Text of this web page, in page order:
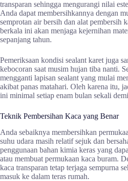
transparan sehingga mengurangi nilai
Anda dapat membersihkannya dengan
semprotan air bersih dan alat pembersih
berkala ini akan menjaga kejernihan
sepanjang tahun.
Pemeriksaan kondisi sealant karet juga
kebocoran saat musim hujan tiba nanti.
mengganti lapisan sealant yang mulai
akibat panas matahari. Oleh karena itu,
ini minimal setiap enam bulan sekali
Teknik Pembersihan Kaca yang Benar
Anda sebaiknya membersihkan
suhu udara masih relatif sejuk dan
penggunaan bahan kimia keras yang
atau membuat permukaan kaca buram.
kaca transparan tetap terjaga sempurna
masuk ke dalam teras rumah.